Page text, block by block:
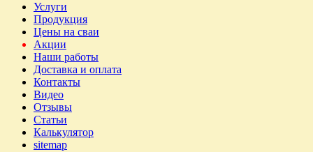
Услуги
Продукция
Цены на сваи
Акции
Наши работы
Доставка и оплата
Контакты
Видео
Отзывы
Статьи
Калькулятор
sitemap